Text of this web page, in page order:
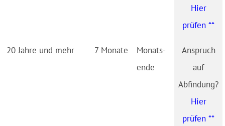
Hier
prüfen **
20 Jahre und mehr 7 Monate
Monats­
ende
Hier
prüfen **